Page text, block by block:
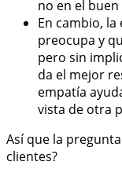
no en el
En cambio,
preocupa y
pero sin
da el mejor
empatía
vista de otra
Así que la
clientes?